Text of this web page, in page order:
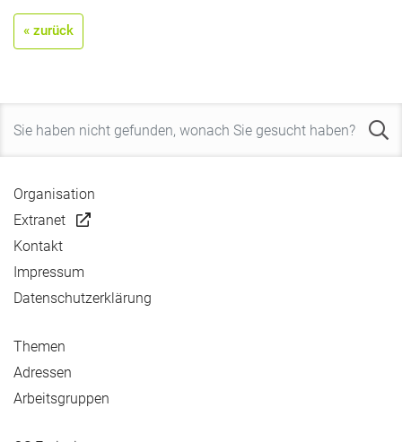
« zurück
Organisation
Extranet
Kontakt
Impressum
Datenschutzerklärung
Themen
Adressen
Arbeitsgruppen